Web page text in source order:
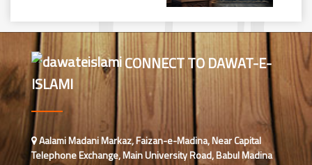
محمد وقاص (مرکزی جامعۃ المدینہ
فیضان مدینہ،کراچی ،پاکستان)
محمد سعد عمران (درجہ عالیہ مرکزی
جامعۃ المدینہ فیضانِ مدینہ ،کراچی
،پاکستان)
احمد رضا ہاشمی (درجہ خامسہ مرکزی
جامعۃ المدينہ فيضان عثمان غنى،
CONNECT TO DAWAT-E-
ISLAMI
Aalami Madani Markaz, Faizan-e-Madina, Near Capital
Telephone Exchange, Main University Road, Babul Madina